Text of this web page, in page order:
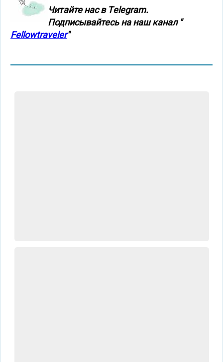
Читайте нас в Тelegram.
Подписывайтесь на наш канал "
Fellowtraveler"